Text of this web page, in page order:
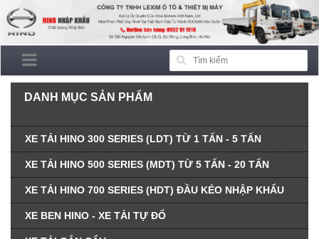
DANH MỤC SẢN PHẨM
XE TẢI HINO 300 SERIES (LDT) TỪ 1 TẤN - 5 TẤN
XE TẢI HINO 500 SERIES (MDT) TỪ 5 TẤN - 20 TẤN
XE TẢI HINO 700 SERIES (HDT) ĐẦU KÉO NHẬP KHẨU
XE BEN HINO - XE TẢI TỰ ĐỔ